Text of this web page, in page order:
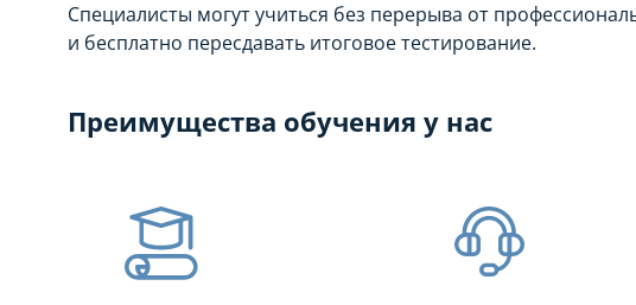
Специалисты могут учиться без перерыва от
и бесплатно пересдавать итоговое тестирование.
Преимущества обучения у нас